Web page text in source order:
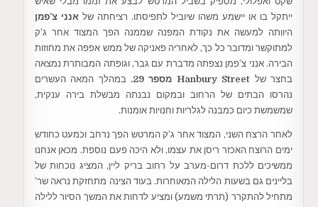
ייתקל בו או יישמע משהו שיוביל לתפיסתו. רציחתה שלאנני צ’פמן
היוותה למעשה את נקודת המפנה שממנה הפך המצוד אחר ג’ק
למתוקשר ומדובר כל כך, לאחריה פאניקה של ממש אפפה את מחוזות
הבירה. אנני צ’פמן נצפתה מדברת עם גבר, וגופתה המבותרת נמצאה
בחצר של
במהלך המאה העשרים
נהרסו הבתים של הרחוב ובמקום נבנתה מבשלת בירה ענקית,
שמשמשת כיום כמבנה לגלריות וחנויות אומנות.
לאחר הרצח השני, המצוד אחר ג’ק המרטש הפך נרחב וכמעט כחודש
ימים הרוצח האכזר ריסן את עצמו, ולא היכה פעם נוספת. מכאן אנחנו
ממשיכים ללכת דרום-מערב על רחוב בריק ליין, המציג נוכחות של
בליינים גם בשעות הלילה המאוחרות. בעוד הצינה מתחזקת נראה שר’
מתחיל להתקרר (תרתי משמע) ומציע לדחות את המשך הסיור ללילה